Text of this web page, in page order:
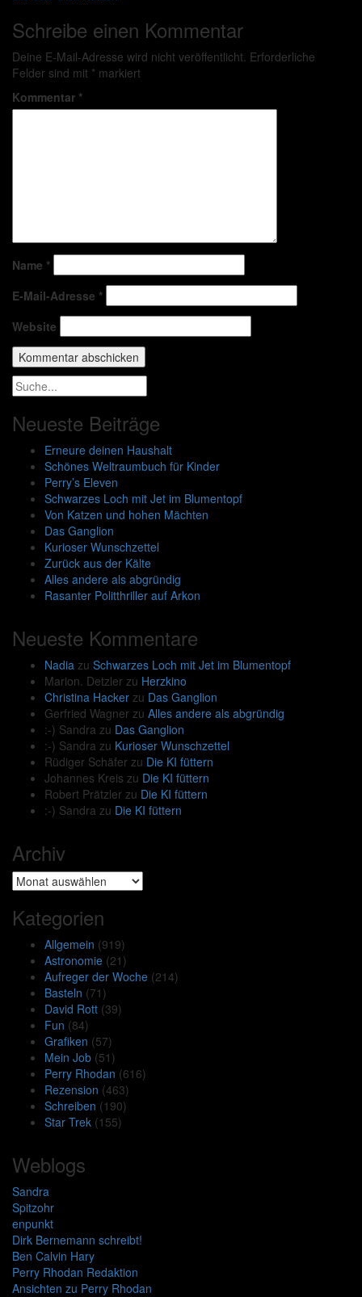
Schreibe einen Kommentar
Deine E-Mail-Adresse wird nicht veröffentlicht. Erforderliche
Felder sind mit * markiert
Kommentar *
Name *
E-Mail-Adresse *
Website
Neueste Beiträge
Erneure deinen Haushalt
Schönes Weltraumbuch für Kinder
Perry’s Eleven
Schwarzes Loch mit Jet im Blumentopf
Von Katzen und hohen Mächten
Das Ganglion
Kurioser Wunschzettel
Zurück aus der Kälte
Alles andere als abgründig
Rasanter Politthriller auf Arkon
Neueste Kommentare
Nadia zu Schwarzes Loch mit Jet im Blumentopf
Marion. Detzler zu Herzkino
Christina Hacker zu Das Ganglion
Gerfried Wagner zu Alles andere als abgründig
:-) Sandra zu Das Ganglion
:-) Sandra zu Kurioser Wunschzettel
Rüdiger Schäfer zu Die KI füttern
Johannes Kreis zu Die KI füttern
Robert Prätzler zu Die KI füttern
:-) Sandra zu Die KI füttern
Archiv
Archiv
Kategorien
Allgemein (919)
Astronomie (21)
Aufreger der Woche (214)
Basteln (71)
David Rott (39)
Fun (84)
Grafiken (57)
Mein Job (51)
Perry Rhodan (616)
Rezension (463)
Schreiben (190)
Star Trek (155)
Weblogs
Sandra
Spitzohr
enpunkt
Dirk Bernemann schreibt!
Ben Calvin Hary
Perry Rhodan Redaktion
Ansichten zu Perry Rhodan